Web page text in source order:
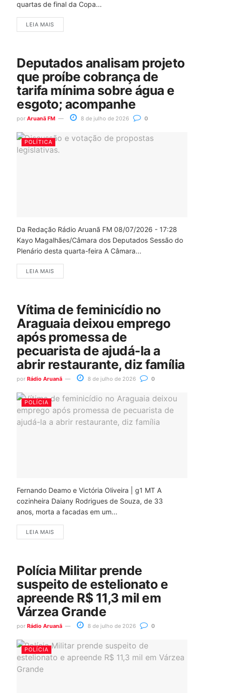
quartas de final da Copa...
LEIA MAIS
Deputados analisam projeto
que proíbe cobrança de
tarifa mínima sobre água e
esgoto; acompanhe
por Aruanã FM 8 de julho de 2026 0
POLÍTICA
Da Redação Rádio Aruanã FM 08/07/2026 - 17:28
Kayo Magalhães/Câmara dos Deputados Sessão do
Plenário desta quarta-feira A Câmara...
LEIA MAIS
Vítima de feminicídio no
Araguaia deixou emprego
após promessa de
pecuarista de ajudá-la a
abrir restaurante, diz família
por Rádio Aruanã 8 de julho de 2026 0
POLÍCIA
Fernando Deamo e Victória Oliveira | g1 MT A
cozinheira Daiany Rodrigues de Souza, de 33
anos, morta a facadas em um...
LEIA MAIS
Polícia Militar prende
suspeito de estelionato e
apreende R$ 11,3 mil em
Várzea Grande
por Rádio Aruanã 8 de julho de 2026 0
POLÍCIA